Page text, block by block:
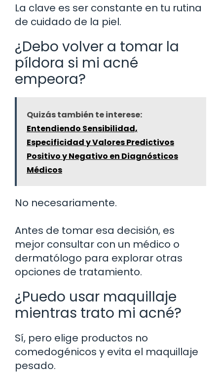
La clave es ser constante en tu rutina
de cuidado de la piel.
¿Debo volver a tomar la
píldora si mi acné
empeora?
Quizás también te interese:
Entendiendo Sensibilidad,
Especificidad y Valores Predictivos
Positivo y Negativo en Diagnósticos
Médicos
No necesariamente.
Antes de tomar esa decisión, es
mejor consultar con un médico o
dermatólogo para explorar otras
opciones de tratamiento.
¿Puedo usar maquillaje
mientras trato mi acné?
Sí, pero elige productos no
comedogénicos y evita el maquillaje
pesado.